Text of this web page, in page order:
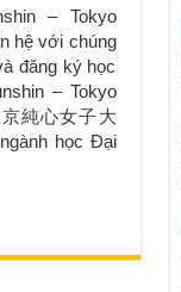
– Tokyo
hệ với chúng
đăng ký học
– Tokyo
京純心女子大
học Đại